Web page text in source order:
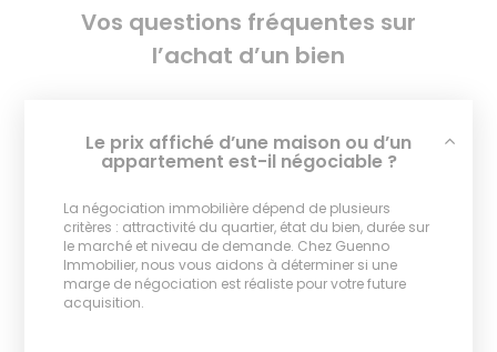
Vos questions fréquentes sur
l’achat d’un bien
Le prix affiché d’une maison ou d’un
appartement est-il négociable ?
La négociation immobilière dépend de plusieurs
critères : attractivité du quartier, état du bien, durée sur
le marché et niveau de demande. Chez Guenno
Immobilier, nous vous aidons à déterminer si une
marge de négociation est réaliste pour votre future
acquisition.